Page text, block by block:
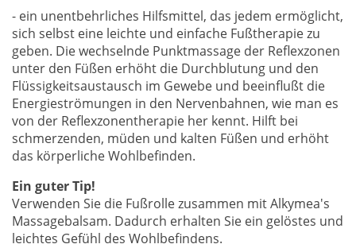
- ein unentbehrliches Hilfsmittel, das jedem ermöglicht,
sich selbst eine leichte und einfache Fußtherapie zu
geben. Die wechselnde Punktmassage der Reflexzonen
unter den Füßen erhöht die Durchblutung und den
Flüssigkeitsaustausch im Gewebe und beeinflußt die
Energieströmungen in den Nervenbahnen, wie man es
von der Reflexzonentherapie her kennt. Hilft bei
schmerzenden, müden und kalten Füßen und erhöht
das körperliche Wohlbefinden.
Ein guter Tip!
Verwenden Sie die Fußrolle zusammen mit Alkymea's
Massagebalsam. Dadurch erhalten Sie ein gelöstes und
leichtes Gefühl des Wohlbefindens.